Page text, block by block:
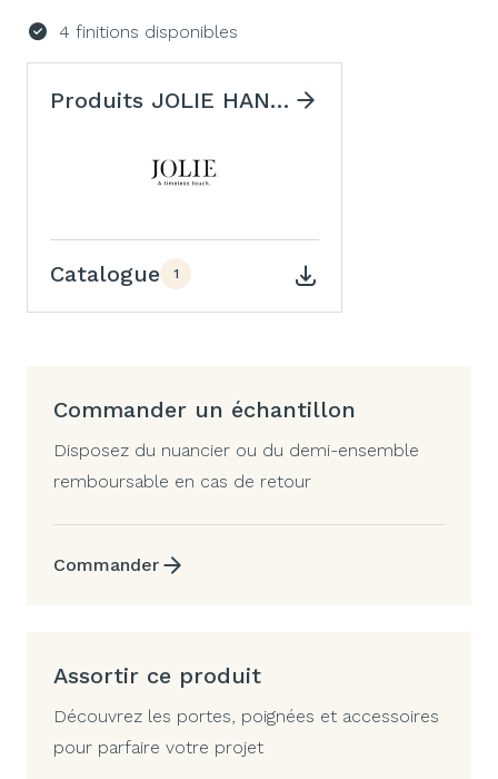
4 finitions disponibles
Produits JOLIE HANDLES
Catalogue 1
Commander un échantillon
Disposez du nuancier ou du demi-ensemble
remboursable en cas de retour
Commander
Assortir ce produit
Découvrez les portes, poignées et accessoires
pour parfaire votre projet